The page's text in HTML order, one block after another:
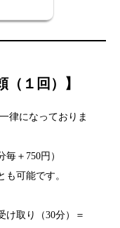
（１回）】
律になっておりま
＋750円）
可能です。
取り（30分）＝